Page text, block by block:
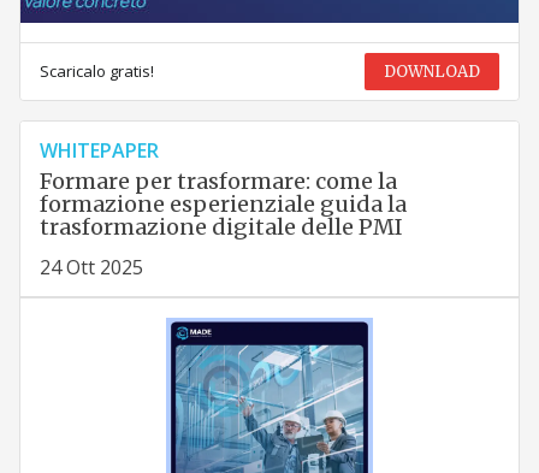
Scaricalo gratis! DOWNLOAD
WHITEPAPER
Formare per trasformare: come la
formazione esperienziale guida la
trasformazione digitale delle PMI
24 Ott 2025